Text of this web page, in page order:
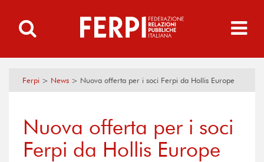
Ferpi > News > Nuova offerta per i soci Ferpi da Hollis Europe
Nuova offerta per i soci
Ferpi da Hollis Europe